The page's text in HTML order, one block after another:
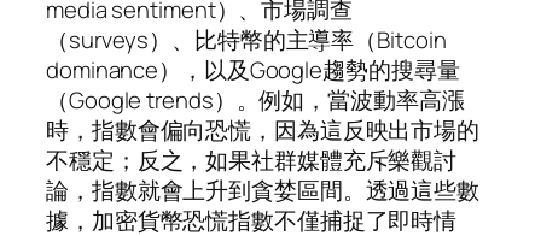
media sentiment）、市場調查
（surveys）、比特幣的主導率（Bitcoin
dominance），以及Google趨勢的搜尋量
（Google trends）。例如，當波動率高漲
時，指數會偏向恐慌，因為這反映出市場的
不穩定；反之，如果社群媒體充斥樂觀討
論，指數就會上升到貪婪區間。透過這些數
據，加密貨幣恐慌指數不僅捕捉了即時情